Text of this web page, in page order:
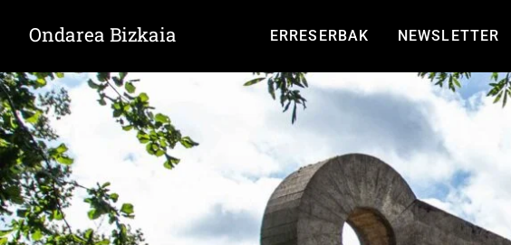
Ondarea Bizkaia ERRESERBAK NEWSLETTER